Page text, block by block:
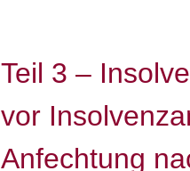
Teil 3 –
vor
Anfechtung